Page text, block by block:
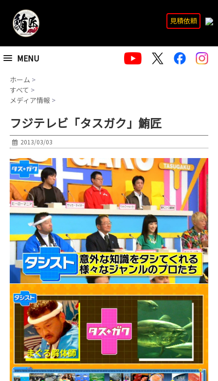
MENU
見積依頼
ホーム >
すべて >
メディア情報 >
フジテレビ「タスガク」鮪匠
2013/03/03